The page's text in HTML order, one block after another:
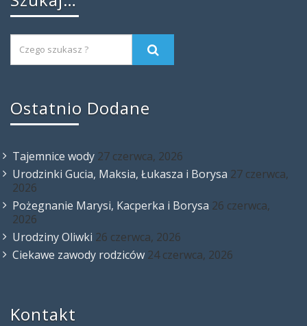
Ostatnio Dodane
Tajemnice wody 27 czerwca, 2026
Urodzinki Gucia, Maksia, Łukasza i Borysa 27 czerwca,
2026
Pożegnanie Marysi, Kacperka i Borysa 26 czerwca,
2026
Urodziny Oliwki 26 czerwca, 2026
Ciekawe zawody rodziców 24 czerwca, 2026
Kontakt